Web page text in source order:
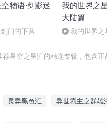
物语·剑影迷
门的下落
我的世界之
大陆篇
我的世界之
荐星空之星汇的精选专辑，包含
灵异黑色汇 异世霸主之群雄